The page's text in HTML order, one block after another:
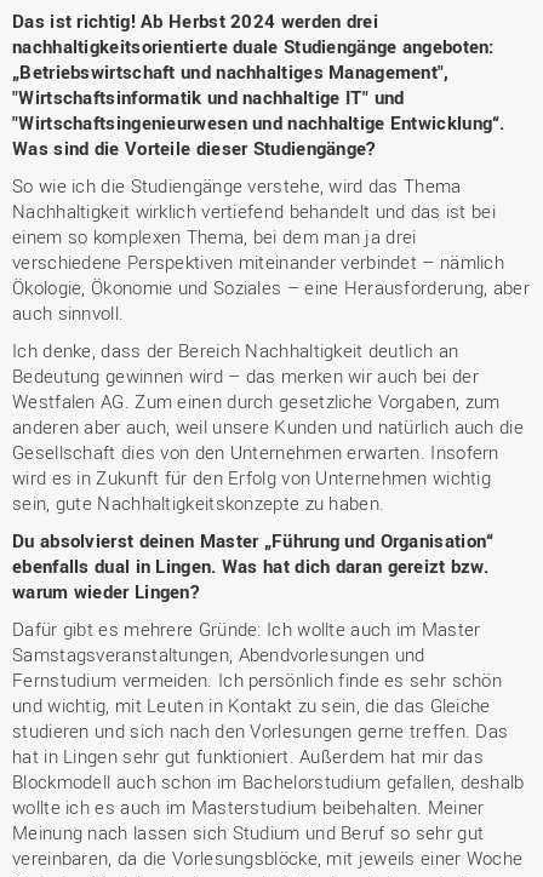
Das ist richtig! Ab Herbst 2024 werden drei
nachhaltigkeitsorientierte duale Studiengänge angeboten:
„Betriebswirtschaft und nachhaltiges Management",
"Wirtschaftsinformatik und nachhaltige IT" und
"Wirtschaftsingenieurwesen und nachhaltige Entwicklung“.
Was sind die Vorteile dieser Studiengänge?
So wie ich die Studiengänge verstehe, wird das Thema
Nachhaltigkeit wirklich vertiefend behandelt und das ist bei
einem so komplexen Thema, bei dem man ja drei
verschiedene Perspektiven miteinander verbindet – nämlich
Ökologie, Ökonomie und Soziales – eine Herausforderung, aber
auch sinnvoll.
Ich denke, dass der Bereich Nachhaltigkeit deutlich an
Bedeutung gewinnen wird – das merken wir auch bei der
Westfalen AG. Zum einen durch gesetzliche Vorgaben, zum
anderen aber auch, weil unsere Kunden und natürlich auch die
Gesellschaft dies von den Unternehmen erwarten. Insofern
wird es in Zukunft für den Erfolg von Unternehmen wichtig
sein, gute Nachhaltigkeitskonzepte zu haben.
Du absolvierst deinen Master „Führung und Organisation“
ebenfalls dual in Lingen. Was hat dich daran gereizt bzw.
warum wieder Lingen?
Dafür gibt es mehrere Gründe: Ich wollte auch im Master
Samstagsveranstaltungen, Abendvorlesungen und
Fernstudium vermeiden. Ich persönlich finde es sehr schön
und wichtig, mit Leuten in Kontakt zu sein, die das Gleiche
studieren und sich nach den Vorlesungen gerne treffen. Das
hat in Lingen sehr gut funktioniert. Außerdem hat mir das
Blockmodell auch schon im Bachelorstudium gefallen, deshalb
wollte ich es auch im Masterstudium beibehalten. Meiner
Meinung nach lassen sich Studium und Beruf so sehr gut
vereinbaren, da die Vorlesungsblöcke, mit jeweils einer Woche